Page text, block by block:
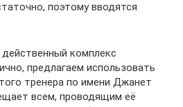
поэтому вводятся
комплекс
предлагаем использовать
тренера по имени Джанет
всем, проводящим её